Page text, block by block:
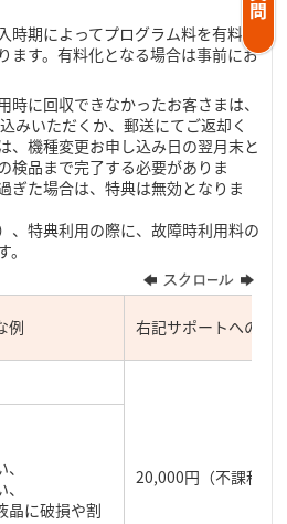
時期によってプログラム料を有料に
ます。有料化となる場合は事前にお
時に回収できなかったお客さまは、
みいただくか、郵送にてご返却く
、機種変更お申し込み日の翌月末と
検品まで完了する必要がありま
ぎた場合は、特典は無効となりま
、特典利用の際に、故障時利用料の
例 右記サポートへの加
20,000円（不課税）
晶に破損や割